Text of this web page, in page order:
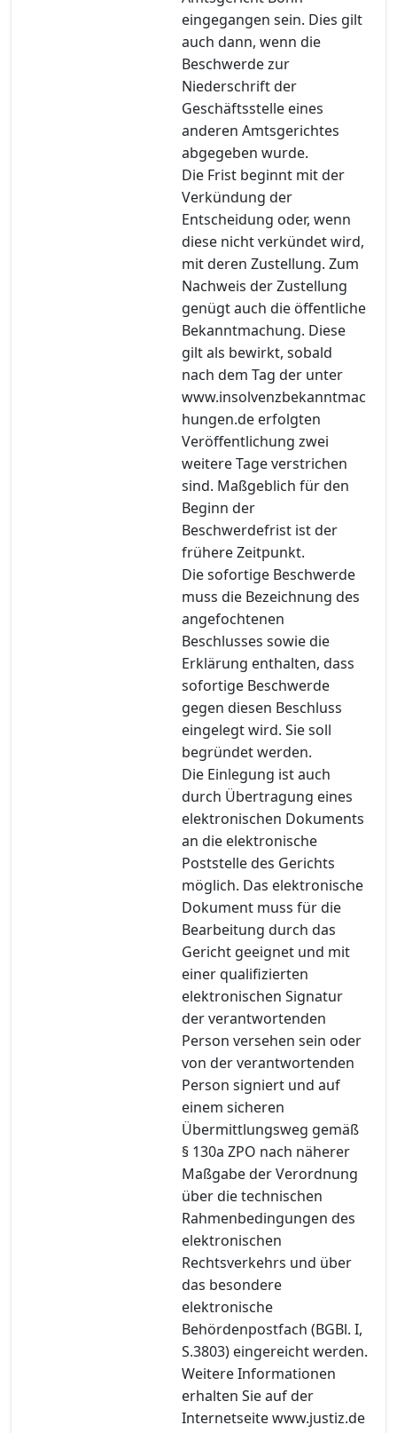
eingegangen sein. Dies gilt
auch dann, wenn die
Beschwerde zur
Niederschrift der
Geschäftsstelle eines
anderen Amtsgerichtes
abgegeben wurde.
Die Frist beginnt mit der
Verkündung der
Entscheidung oder, wenn
diese nicht verkündet wird,
mit deren Zustellung. Zum
Nachweis der Zustellung
genügt auch die öffentliche
Bekanntmachung. Diese
gilt als bewirkt, sobald
nach dem Tag der unter
www.insolvenzbekanntmac
hungen.de erfolgten
Veröffentlichung zwei
weitere Tage verstrichen
sind. Maßgeblich für den
Beginn der
Beschwerdefrist ist der
frühere Zeitpunkt.
Die sofortige Beschwerde
muss die Bezeichnung des
angefochtenen
Beschlusses sowie die
Erklärung enthalten, dass
sofortige Beschwerde
gegen diesen Beschluss
eingelegt wird. Sie soll
begründet werden.
Die Einlegung ist auch
durch Übertragung eines
elektronischen Dokuments
an die elektronische
Poststelle des Gerichts
möglich. Das elektronische
Dokument muss für die
Bearbeitung durch das
Gericht geeignet und mit
einer qualifizierten
elektronischen Signatur
der verantwortenden
Person versehen sein oder
von der verantwortenden
Person signiert und auf
einem sicheren
Übermittlungsweg gemäß
§ 130a ZPO nach näherer
Maßgabe der Verordnung
über die technischen
Rahmenbedingungen des
elektronischen
Rechtsverkehrs und über
das besondere
elektronische
Behördenpostfach (BGBl. I,
S.3803) eingereicht werden.
Weitere Informationen
erhalten Sie auf der
Internetseite www.justiz.de